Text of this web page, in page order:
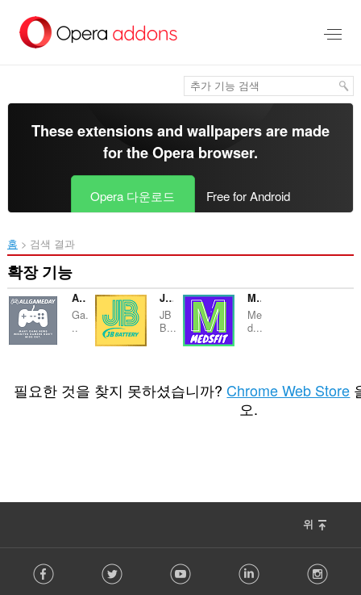
건
These extensions and wallpapers are made
for theOpera browser.
Opera 다운로드 Free for Android
홈 검색 결과
확장 기능
ALL GAME DAY
Ga.
..
등
급
JBBattery - Golf Cart Battery
JB
B...
등
급
Medsfit
Me
d...
등
급
수
필요한 것을 찾지 못하셨습니까? Chrome Web Store
오.
위
o Facebook Twitter Youtube LinkedIn